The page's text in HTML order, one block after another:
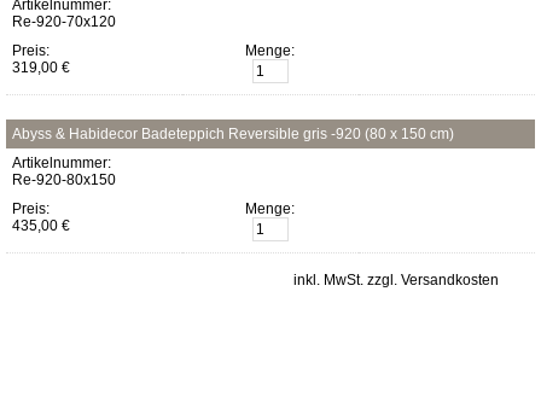
Artikelnummer:
Re-920-70x120
Preis:
319,00 €
Menge:
Abyss & Habidecor Badeteppich Reversible gris -920 (80 x 150 cm)
Artikelnummer:
Re-920-80x150
Preis:
435,00 €
Menge:
inkl. MwSt. zzgl. Versandkosten